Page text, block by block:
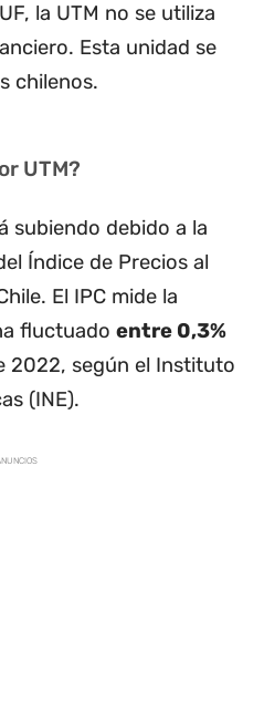
la UTM no se utiliza
Esta unidad se
chilenos.
UTM?
subiendo debido a la
Índice de Precios al
El IPC mide la
fluctuado entre 0,3%
2022, según el Instituto
(INE).